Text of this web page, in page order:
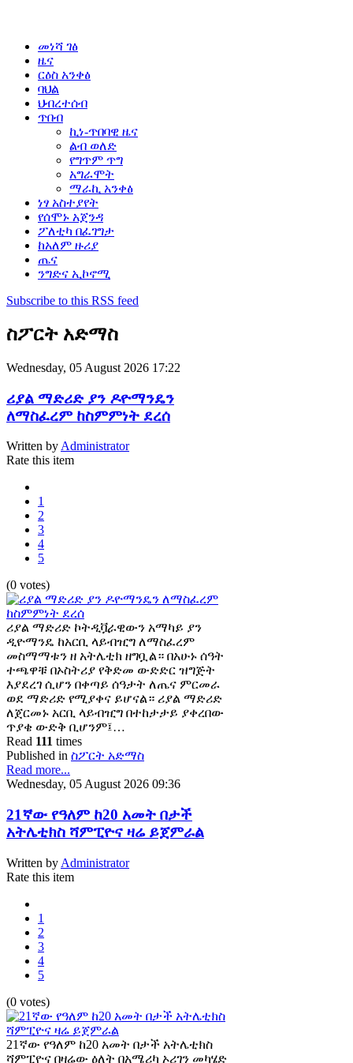
መነሻ ገፅ
ዜና
ርዕስ አንቀፅ
ባህል
ህብረተሰብ
ጥበብ
ኪነ-ጥበባዊ ዜና
ልብ ወለድ
የግጥም ጥግ
አግራሞት
ማራኪ አንቀፅ
ነፃ አስተያየት
የሰሞኑ አጀንዳ
ፖለቲካ በፈገግታ
ከአለም ዙሪያ
ጤና
ንግድና ኢኮኖሚ
Subscribe to this RSS feed
ስፖርት አድማስ
Wednesday, 05 August 2026 17:22
ሪያል ማድሪድ ያን ዶዮማንዴን
ለማስፈረም ከስምምነት ደረሰ
Written by Administrator
Rate this item
1
2
3
4
5
(0 votes)
ሪያል ማድሪድ ኮትዲቯራዊውን አማካይ ያን
ዲዮማንዴ ከአርቢ ላይብዢግ ለማስፈረም
መስማማቱን ዘ አትሌቲክ ዘግቧል። በአሁኑ ሰዓት
ተጫዋቹ በኦስትሪያ የቅድመ ውድድር ዝግጅት
እያደረገ ሲሆን በቀጣይ ሰዓታት ለጤና ምርመራ
ወደ ማድሪድ የሚያቀና ይሆናል። ሪያል ማድሪድ
ለጀርመኑ አርቢ ላይብዢግ በተከታታይ ያቀረበው
ጥያቄ ውድቅ ቢሆንም፤…
Read 111 times
Published in ስፖርት አድማስ
Read more...
Wednesday, 05 August 2026 09:36
21ኛው የዓለም ከ20 አመት በታች
አትሌቲክስ ሻምፒዮና ዛሬ ይጀምራል
Written by Administrator
Rate this item
1
2
3
4
5
(0 votes)
21ኛው የዓለም ከ20 አመት በታች አትሌቲክስ
ሻምፒዮና በዛሬው ዕለት በአሜሪካ ኦሪገን መካሄድ